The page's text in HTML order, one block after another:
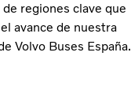
regiones clave que
avance de nuestra
Volvo Buses España.